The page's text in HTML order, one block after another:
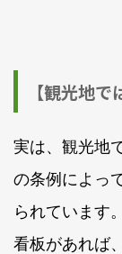
【観光地
実は、観光地
の条例によっ
られています
看板があれば